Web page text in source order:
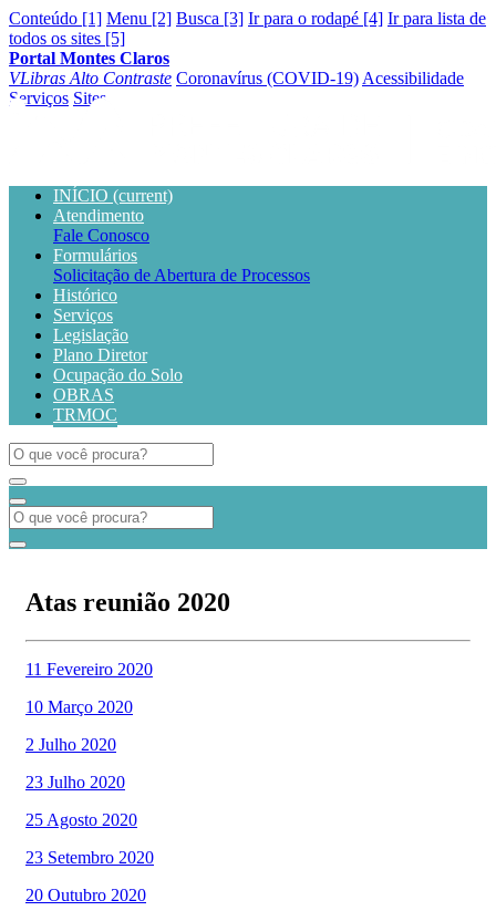
Conteúdo [1] Menu [2] Busca [3] Ir para o rodapé [4] Ir para lista de
todos os sites [5]
Portal Montes Claros
VLibras Alto Contraste Coronavírus (COVID-19) Acessibilidade
Serviços Sites
INÍCIO (current)
Atendimento
Fale Conosco
Formulários
Solicitação de Abertura de Processos
Histórico
Serviços
Legislação
Plano Diretor
Ocupação do Solo
OBRAS
TRMOC
Atas reunião 2020
11 Fevereiro 2020
10 Março 2020
2 Julho 2020
23 Julho 2020
25 Agosto 2020
23 Setembro 2020
20 Outubro 2020